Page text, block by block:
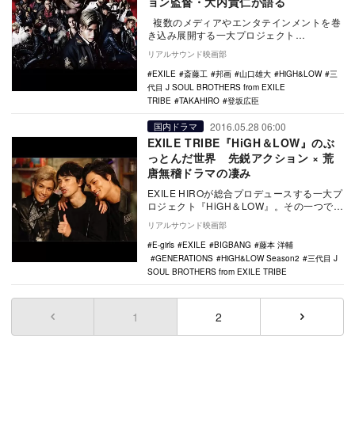
複数のメディアやエンタテインメントを巻
き込み展開する一大プロジェクト
『HiGH&LOW』。そのひとつ、映画
『HiGH＆LOW …
リアルサウンド映画部
EXILE
斎藤工 邦画 山口雄大 HiGH&LOW
三
代目 J SOUL BROTHERS from EXILE
TRIBE
TAKAHIRO 登坂広臣
国内ドラマ 2016.05.28 06:00
EXILE TRIBE『HiGH＆LOW』のぶ
っとんだ世界 先鋭アクション × 荒
唐無稽ドラマの凄み
EXILE HIROが総合プロデュースする一大プ
ロジェクト『HiGH＆LOW』。その一つであ
るドラマ『HIGH&LOW THE …
リアルサウンド映画部
E-girls
EXILE BIGBANG
藤本 洋輔
GENERATIONS
HiGH&LOW Season2
三代目 J
SOUL BROTHERS from EXILE TRIBE
1 2